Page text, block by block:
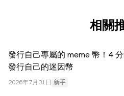
計信息，如果有) 僅供一般參考
數據和圖表時已採取了所有合
OKX。本文可以全文複製或分
或更少的摘錄，前提是此類使
任何複製或分發亦必須突出說
相關
發行自己專屬的 meme 幣！4
發行自己的迷因幣
2026年7月31日 新手